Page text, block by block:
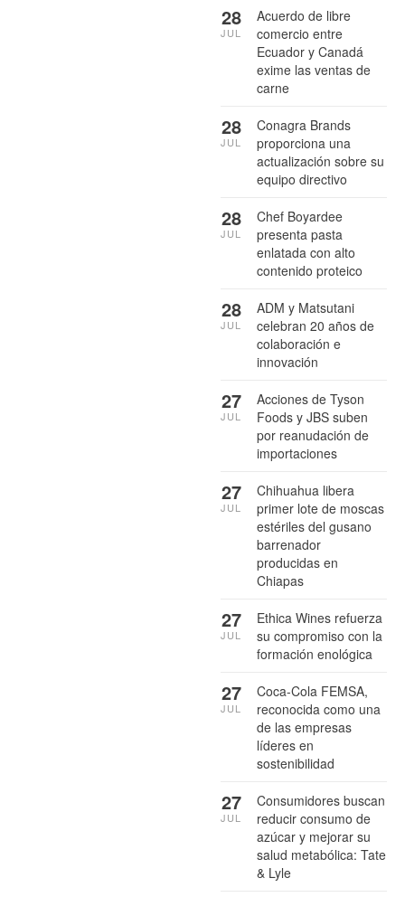
Acuerdo de libre
comercio entre
Ecuador y Canadá
exime las ventas de
carne
28
JUL
Conagra Brands
proporciona una
actualización sobre su
equipo directivo
28
JUL
Chef Boyardee
presenta pasta
enlatada con alto
contenido proteico
28
JUL
ADM y Matsutani
celebran 20 años de
colaboración e
innovación
28
JUL
Acciones de Tyson
Foods y JBS suben
por reanudación de
importaciones
27
JUL
Chihuahua libera
primer lote de moscas
estériles del gusano
barrenador
producidas en
Chiapas
27
JUL
Ethica Wines refuerza
su compromiso con la
formación enológica
27
JUL
Coca-Cola FEMSA,
reconocida como una
de las empresas
líderes en
sostenibilidad
27
JUL
Consumidores buscan
reducir consumo de
azúcar y mejorar su
salud metabólica: Tate
& Lyle
27
JUL